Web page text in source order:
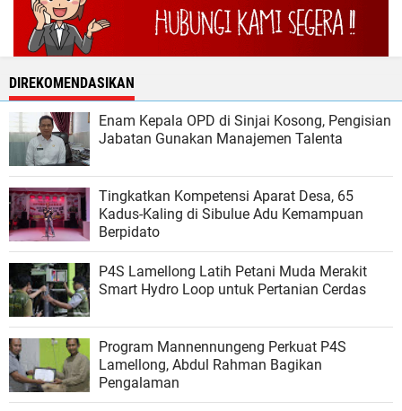
DIREKOMENDASIKAN
Enam Kepala OPD di Sinjai Kosong, Pengisian
Jabatan Gunakan Manajemen Talenta
Tingkatkan Kompetensi Aparat Desa, 65
Kadus-Kaling di Sibulue Adu Kemampuan
Berpidato
P4S Lamellong Latih Petani Muda Merakit
Smart Hydro Loop untuk Pertanian Cerdas
Program Mannennungeng Perkuat P4S
Lamellong, Abdul Rahman Bagikan
Pengalaman